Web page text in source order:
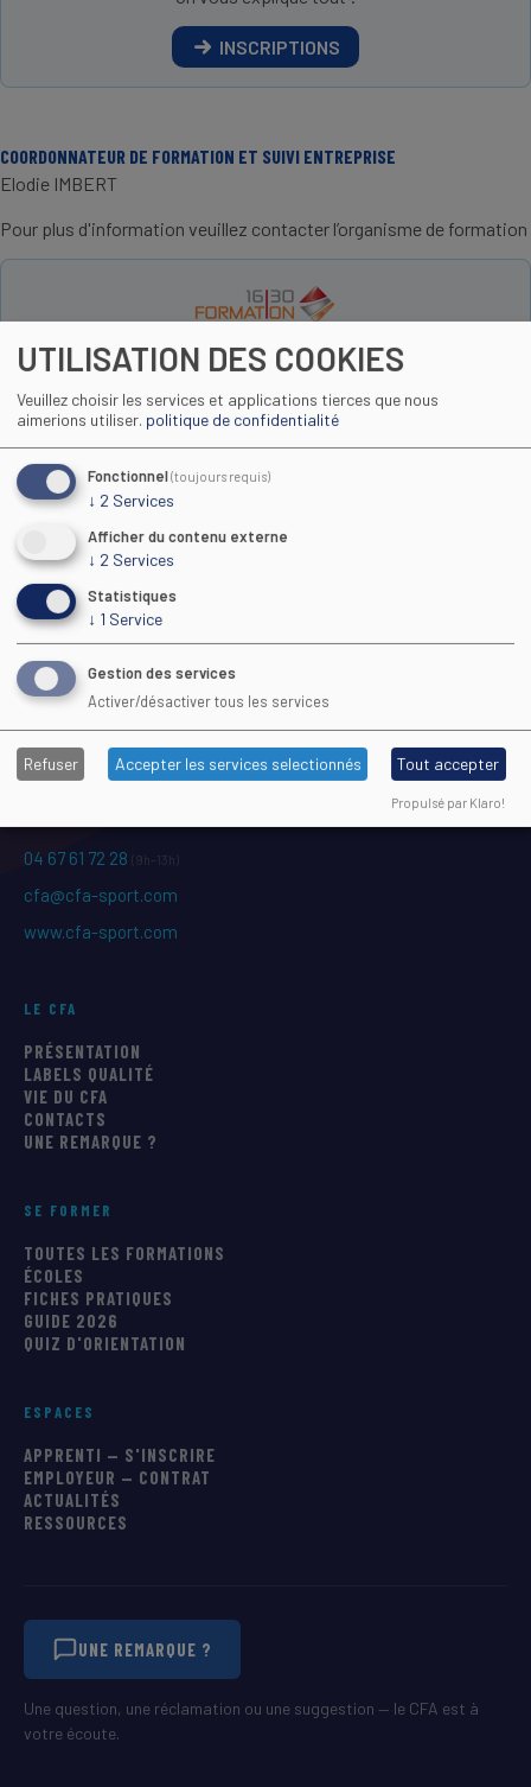
INSCRIPTIONS
COORDONNATEUR DE FORMATION ET SUIVI ENTREPRISE
Elodie IMBERT
Pour plus d'information veuillez contacter l’organisme de formation
https://www.1630formation.fr/
09 81 26 93 91
Toutes les formations
Maison Régionale des Sports
1039 rue Georges Méliès CS 37093
34967 Montpellier Cedex 2
04 67 61 72 28 (9h–13h)
cfa@cfa-sport.com
www.cfa-sport.com
LE CFA
PRÉSENTATION
LABELS QUALITÉ
VIE DU CFA
CONTACTS
UNE REMARQUE ?
SE FORMER
TOUTES LES FORMATIONS
ÉCOLES
FICHES PRATIQUES
GUIDE 2026
QUIZ D'ORIENTATION
ESPACES
APPRENTI — S'INSCRIRE
EMPLOYEUR — CONTRAT
ACTUALITÉS
RESSOURCES
UNE REMARQUE ?
Une question, une réclamation ou une suggestion — le CFA est à
votre écoute.
UTILISATION DES COOKIES
Veuillez choisir les services et applications tierces que nous
aimerions utiliser. politique de confidentialité
Fonctionnel(toujours requis)
↓ 2 Services
Afficher du contenu externe
↓ 2 Services
Statistiques
↓ 1 Service
Gestion des services
Activer/désactiver tous les services
Refuser Accepter les services selectionnés Tout accepter
Propulsé par Klaro!